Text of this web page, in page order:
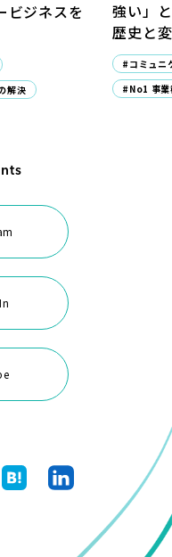
ビジネスを
解決
強い」
歴史と
#コミュニ
#No1 事業